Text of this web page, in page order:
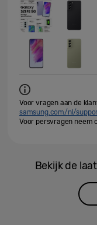
Voor vragen aan de
samsung.com/nl/
Voor persvragen neem
Bekijk de